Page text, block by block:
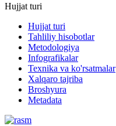
Hujjat turi
Hujjat turi
Tahliliy hisobotlar
Metodologiya
Infografikalar
Texnika va ko'rsatmalar
Xalqaro tajriba
Broshyura
Metadata